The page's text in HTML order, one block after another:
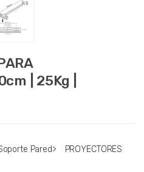
| 25Kg |
Pared> PROYECTORES